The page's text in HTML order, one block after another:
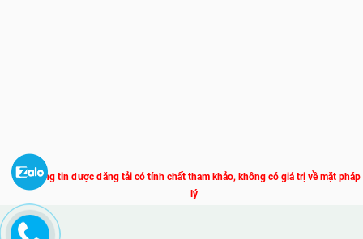
Thông tin được đăng tải có tính chất tham khảo, không có giá trị về mặt pháp
lý